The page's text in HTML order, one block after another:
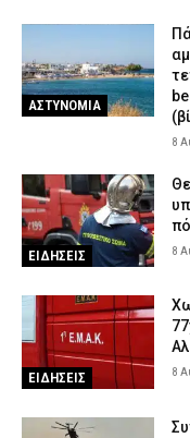
ΑΣΤΥΝΟΜΙΑ
8
ΕΙΔΗΣΕΙΣ 8
ΕΙΔΗΣΕΙΣ 8